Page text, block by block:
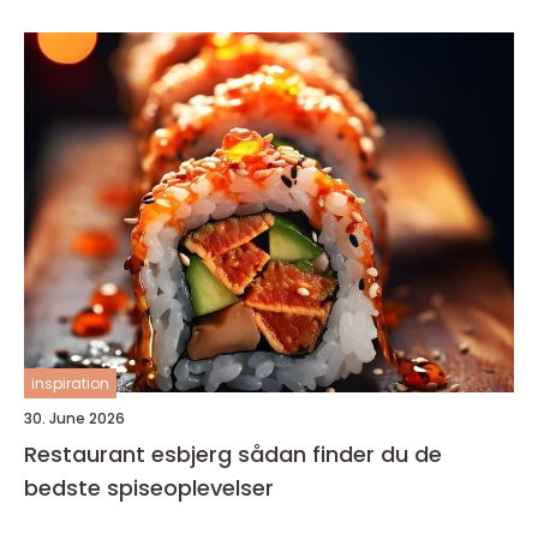
inspiration
30. June 2026
Restaurant esbjerg sådan finder du de
bedste spiseoplevelser